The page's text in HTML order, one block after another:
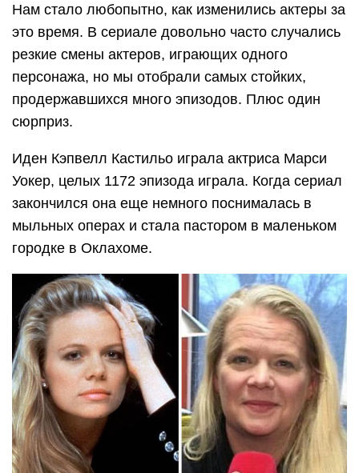
Нам стало любопытно, как изменились актеры за
это время. В сериале довольно часто случались
резкие смены актеров, играющих одного
персонажа, но мы отобрали самых стойких,
продержавшихся много эпизодов. Плюс один
сюрприз.
Иден Кэпвелл Кастильо играла актриса Марси
Уокер, целых 1172 эпизода играла. Когда сериал
закончился она еще немного поснималась в
мыльных операх и стала пастором в маленьком
городке в Оклахоме.